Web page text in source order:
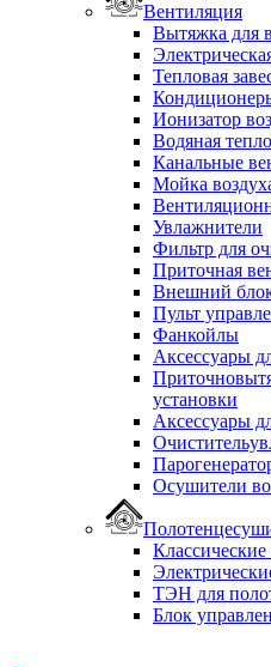
Вентиляция
Вытяжка для
Тепловая
Ионизатор
Водяная
Канальные
Мойка
Увлажнители
Фильтр для
Приточная
Внешний
Пульт
Фанкойлы
Аксессуары
установки
Аксессуары
Осушители
ТЭН для
Блок